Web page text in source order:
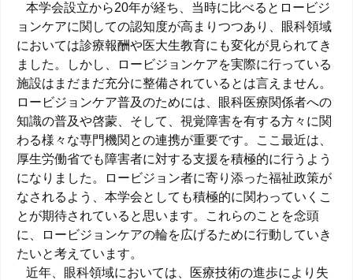
本学会設立から20年が経ち、当時に比べるとロービジ
ョンケアに関しての認知度が高まりつつあり、眼科領域
においては診療報酬や医大生教育にも変化が見られてき
ました。しかし、ロービジョンケアを実際に行っている
施設はまだまだ充分に整備されているとは言えません。
ロービジョンケア普及のためには、眼科医療関係者への
知識の普及や啓蒙、そして、視覚障害を有する方々に関
わる様々な専門機関との連携が重要です。ここ最近は、
厚生労働省でも障害者に対する支援を積極的に行うよう
になりました。ロービジョン者に寄り添った福祉政策が
なされるよう、本学会としても積極的に関わっていくこ
とが期待されていると思います。これらのことを念頭
に、ロービジョンケアの輪を広げるために行動していき
たいと考えています。
近年、眼科領域においては、医療技術の進歩により失